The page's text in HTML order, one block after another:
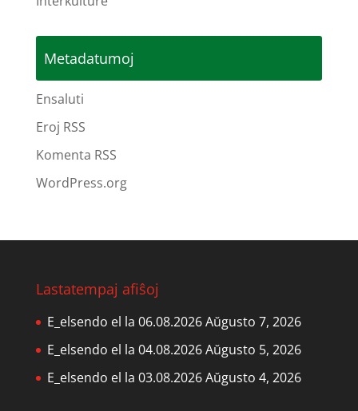
Metadatumoj
Ensaluti
Eroj RSS
Komenta RSS
WordPress.org
Lastatempaj afiŝoj
E_elsendo el la 06.08.2026Aŭgusto 7, 2026
E_elsendo el la 04.08.2026Aŭgusto 5, 2026
E_elsendo el la 03.08.2026Aŭgusto 4, 2026